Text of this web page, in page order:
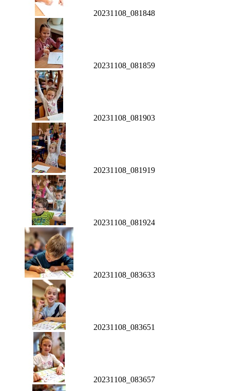
20231108_081848
20231108_081859
20231108_081903
20231108_081919
20231108_081924
20231108_083633
20231108_083651
20231108_083657